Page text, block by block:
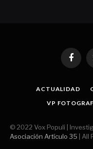
ACTUALIDAD
VP
© 2022 Vox Populi |
Asociación Artículo 35 |